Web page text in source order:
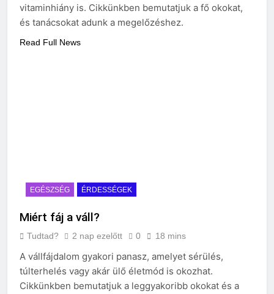
vitaminhiány is. Cikkünkben bemutatjuk a fő okokat,
és tanácsokat adunk a megelőzéshez.
Read Full News
EGÉSZSÉG ÉRDESSÉGEK
Miért fáj a váll?
Tudtad? 2 nap ezelőtt 0 18 mins
A vállfájdalom gyakori panasz, amelyet sérülés,
túlterhelés vagy akár ülő életmód is okozhat.
Cikkünkben bemutatjuk a leggyakoribb okokat és a